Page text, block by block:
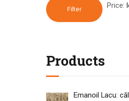
Filter Price:
Products
Emanoil Lacu: